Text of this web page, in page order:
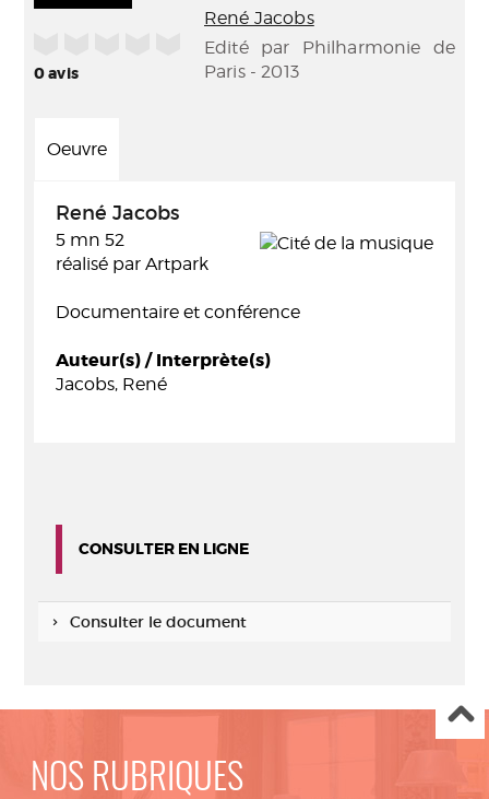
0avis
René Jacobs
Edité par Philharmonie de
Paris - 2013
Oeuvre
René Jacobs
5 mn 52
réalisé par Artpark
Documentaire et conférence
Auteur(s) / Interprète(s)
Jacobs, René
CONSULTER EN LIGNE
Consulter le document
NOS RUBRIQUES